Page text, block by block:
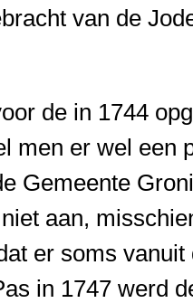
van de
de in 1744
men er wel een
Gemeente
aan,
er soms vanuit
in 1747 werd